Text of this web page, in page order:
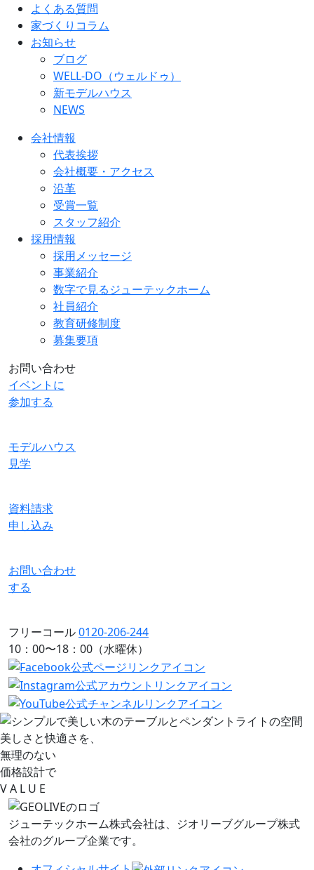
よくある質問
家づくりコラム
お知らせ
ブログ
WELL-DO（ウェルドゥ）
新モデルハウス
NEWS
会社情報
代表挨拶
会社概要・アクセス
沿革
受賞一覧
スタッフ紹介
採用情報
採用メッセージ
事業紹介
数字で見るジューテックホーム
社員紹介
教育研修制度
募集要項
お問い合わせ
イベントに
参加する
モデルハウス
見学
資料請求
申し込み
お問い合わせ
する
フリーコール0120-206-244
10：00〜18：00（水曜休）
美しさと快適さを、
無理のない
価格設計で
VA L U E
ジューテックホーム株式会社は、 ジオリーブグループ株式
会社のグループ企業です。